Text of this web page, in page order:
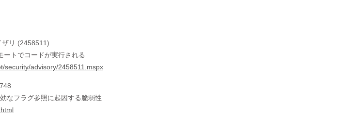
ザリ (2458511)
トでコードが実行される
security/advisory/2458511.mspx
なフラグ参照に起因する脆弱性